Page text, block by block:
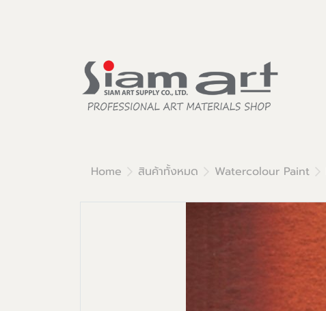
Home สินค้าทั้งหมด Watercolour Paint